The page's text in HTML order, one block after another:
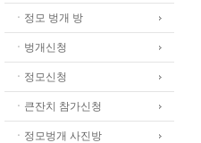
ㆍ정모 벙개 방
ㆍ벙개신청
ㆍ정모신청
ㆍ큰잔치 참가신청
ㆍ정모벙개 사진방